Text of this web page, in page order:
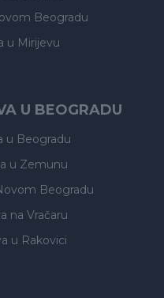
Beogradu
u Mirijevu
U BEOGRADU
u Beogradu
u Zemunu
Beogradu
na Vračaru
u Rakovici